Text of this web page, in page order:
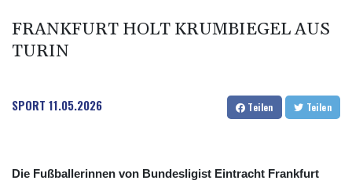
FRANKFURT HOLT KRUMBIEGEL AUS
TURIN
SPORT 11.05.2026 Teilen Teilen
Die Fußballerinnen von Bundesligist Eintracht Frankfurt